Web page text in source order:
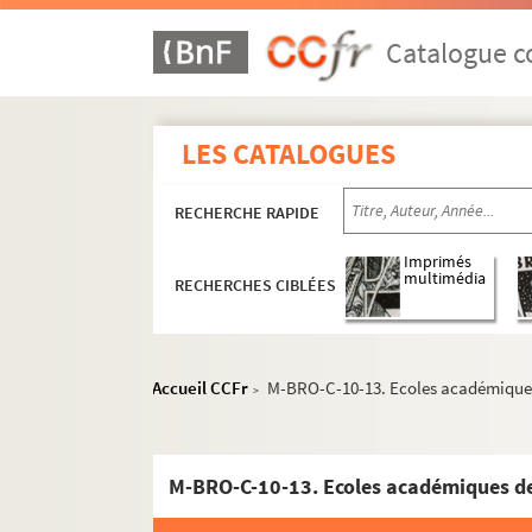
Catalogue
LES CATALOGUES
RECHERCHE RAPIDE
RECHERCHES CIBLÉES
Imprimés
multimédia
Accueil CCFr > M-BRO-C-10-13. Ecoles
M-BRO-C-10-13. Ecoles
M-BRO. Brochures du fonds Mahieu
M-BRO-A. Sociétés diverses
M-BRO-C-1. Bureau de bienfaisance
M-BRO-C-4. Logement insalubres